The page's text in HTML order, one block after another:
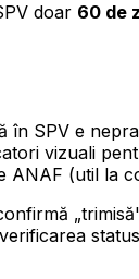
doar 60 de
SPV e
vizuali
(util la